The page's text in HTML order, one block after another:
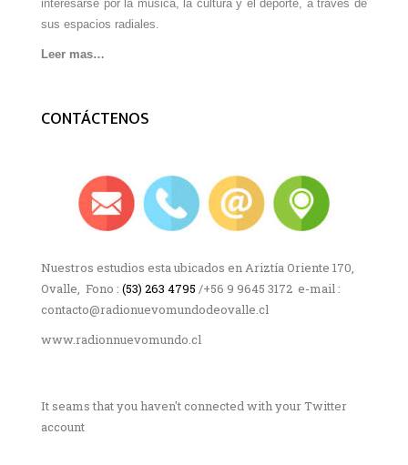
interesarse por la música, la cultura y el deporte, a través de
sus espacios radiales.
Leer mas…
CONTÁCTENOS
Nuestros estudios esta ubicados en Ariztía Oriente 170,
Ovalle, Fono : (53) 263 4795 /+56 9 9645 3172 e-mail :
contacto@radionuevomundodeovalle.cl
www.radionnuevomundo.cl
It seams that you haven't connected with your Twitter
account